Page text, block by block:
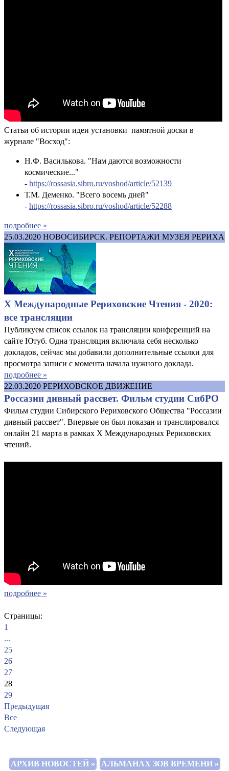
Статьи об истории идеи установки памятной доски в
журнале "Восход":
Н.Ф. Василькова. "Нам даются возможности
космические..."
- https://rossasia.sibro.ru/voshod/article/52139
Т.М. Деменко. "Всего восемь дней"
- https://rossasia.sibro.ru/voshod/article/52288
подробнее »
25.03.2020 НОВОСИБИРСК. РЕПОРТАЖИ МУЗЕЯ РЕРИХА
X Международные Рериховские Чтения - 2020:
все трансляции
Публикуем список ссылок на трансляции конференций на
сайте Ютуб. Одна трансляция включала себя несколько
докладов, сейчас мы добавили дополнительные ссылки для
просмотра записи с момента начала нужного доклада.
подробнее »
22.03.2020 РЕРИХОВСКОЕ ДВИЖЕНИЕ
Россазии дивный рассвет. Фильм студии СибРО
Фильм студии Сибирского Рериховского Общества "Россазии
дивный рассвет". Впервые он был показан и транслировался
онлайн 21 марта в рамках X Международных Рериховских
чтений.
подробнее »
Страницы:
1
...
25
26
27
28
29
Предыдущая
Все
Следующая
АРХИВ НОВОСТЕЙ »
АЛЬМАНАХ ЗОВ ВРЕМЕНИ »